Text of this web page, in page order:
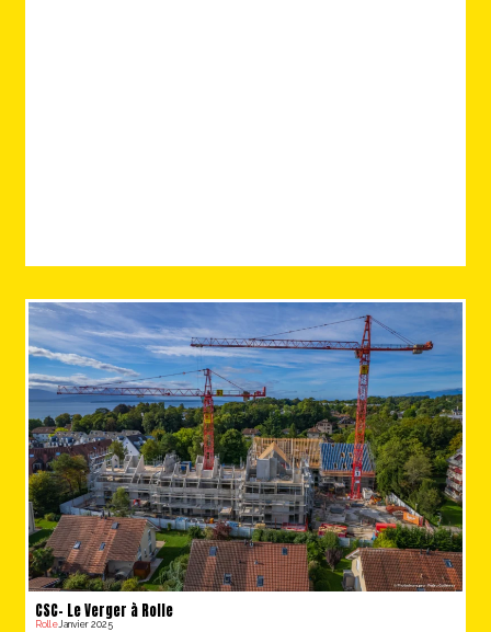
CSC- Le Verger à Rolle
RolleJanvier 2025